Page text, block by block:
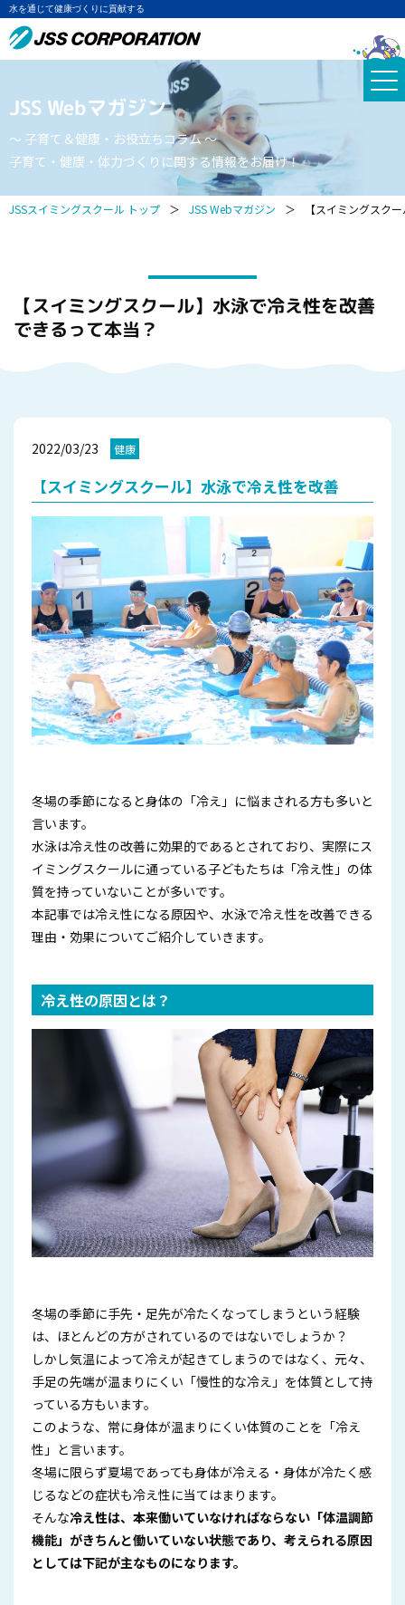
水を通じて健康づくりに貢献する
JSS Webマガジン
～ 子育て＆健康・お役立ちコラム ～
子育て・健康・体力づくりに関する情報をお届け！
JSSスイミングスクール トップ ＞ JSS Webマガジン ＞ 【スイミングスク
【スイミングスクール】水泳で冷え性を改善
できるって本当？
2022/03/23 健康
【スイミングスクール】水泳で冷え性を改善
冬場の季節になると身体の「冷え」に悩まされる方も多いと
言います。
水泳は冷え性の改善に効果的であるとされており、実際にス
イミングスクールに通っている子どもたちは「冷え性」の体
質を持っていないことが多いです。
本記事では冷え性になる原因や、水泳で冷え性を改善できる
理由・効果についてご紹介していきます。
冷え性の原因とは？
冬場の季節に手先・足先が冷たくなってしまうという経験
は、ほとんどの方がされているのではないでしょうか？
しかし気温によって冷えが起きてしまうのではなく、元々、
手足の先端が温まりにくい「慢性的な冷え」を体質として持
っている方もいます。
このような、常に身体が温まりにくい体質のことを「冷え
性」と言います。
冬場に限らず夏場であっても身体が冷える・身体が冷たく感
じるなどの症状も冷え性に当てはまります。
そんな冷え性は、本来働いていなければならない「体温調節
機能」がきちんと働いていない状態であり、考えられる原因
としては下記が主なものになります。